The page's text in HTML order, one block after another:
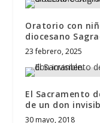
Oratorio con
diocesano
23 febrero, 2025
El Sacramento
de un don
30 mayo, 2018